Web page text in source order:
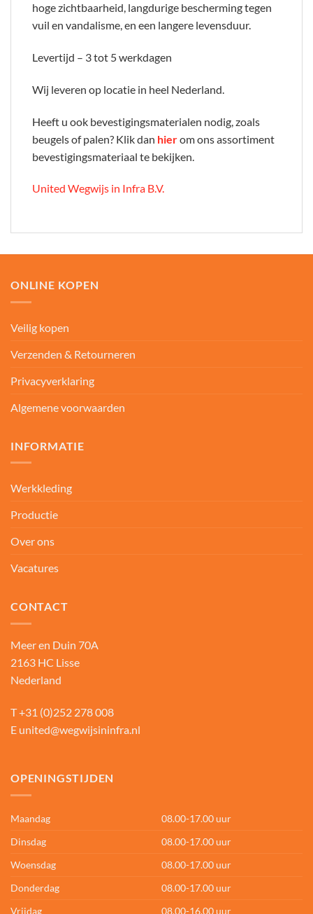
hoge zichtbaarheid, langdurige bescherming tegen
vuil en vandalisme, en een langere levensduur.
Levertijd – 3 tot 5 werkdagen
Wij leveren op locatie in heel Nederland.
Heeft u ook bevestigingsmaterialen nodig, zoals
beugels of palen? Klik dan hierom ons assortiment
bevestigingsmateriaal te bekijken.
United Wegwijs in Infra B.V.
ONLINE KOPEN
Veilig kopen
Verzenden & Retourneren
Privacyverklaring
Algemene voorwaarden
INFORMATIE
Werkkleding
Productie
Over ons
Vacatures
CONTACT
Meer en Duin 70A
2163 HC Lisse
Nederland
T+31 (0)252 278 008
E united@wegwijsininfra.nl
OPENINGSTIJDEN
Maandag
08.00-17.00 uur
Dinsdag
08.00-17.00 uur
Woensdag
08.00-17.00 uur
Donderdag
08.00-17.00 uur
Vrijdag
08.00-16.00 uur